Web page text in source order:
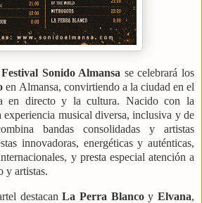
Festival Sonido Almansa se celebrará los
en Almansa, convirtiendo a la ciudad en el
en directo y la cultura. Nacido con la
experiencia musical diversa, inclusiva y de
bandas consolidadas y artistas
innovadoras, energéticas y auténticas,
y presta especial atención a
y artistas.
destacanLa Perra Blancoy Elvana,